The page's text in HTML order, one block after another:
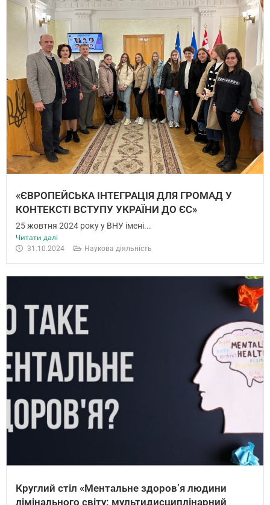
«ЄВРОПЕЙСЬКА ІНТЕГРАЦІЯ ДЛЯ ГРОМАД У
КОНТЕКСТІ ВСТУПУ УКРАЇНИ ДО ЄС»
25 жовтня 2024 року у ВНУ імені...
Читати далі
31.10.2024 Наукова діяльність
Круглий стіл «Ментальне здоров’я людини
лімінального світу: мультидисциплінарний